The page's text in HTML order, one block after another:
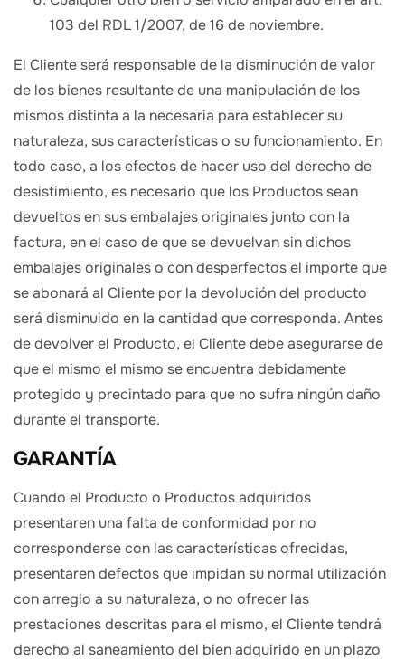
103 del RDL 1/2007, de 16 de noviembre.
El Cliente será responsable de la disminución de valor
de los bienes resultante de una manipulación de los
mismos distinta a la necesaria para establecer su
naturaleza, sus características o su funcionamiento. En
todo caso, a los efectos de hacer uso del derecho de
desistimiento, es necesario que los Productos sean
devueltos en sus embalajes originales junto con la
factura, en el caso de que se devuelvan sin dichos
embalajes originales o con desperfectos el importe que
se abonará al Cliente por la devolución del producto
será disminuido en la cantidad que corresponda. Antes
de devolver el Producto, el Cliente debe asegurarse de
que el mismo el mismo se encuentra debidamente
protegido y precintado para que no sufra ningún daño
durante el transporte.
GARANTÍA
Cuando el Producto o Productos adquiridos
presentaren una falta de conformidad por no
corresponderse con las características ofrecidas,
presentaren defectos que impidan su normal utilización
con arreglo a su naturaleza, o no ofrecer las
prestaciones descritas para el mismo, el Cliente tendrá
derecho al saneamiento del bien adquirido en un plazo